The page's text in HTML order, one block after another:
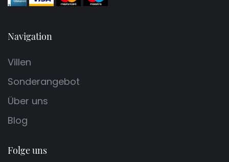
Navigation
Villen
Sonderangebot
Über uns
Blog
Folge uns